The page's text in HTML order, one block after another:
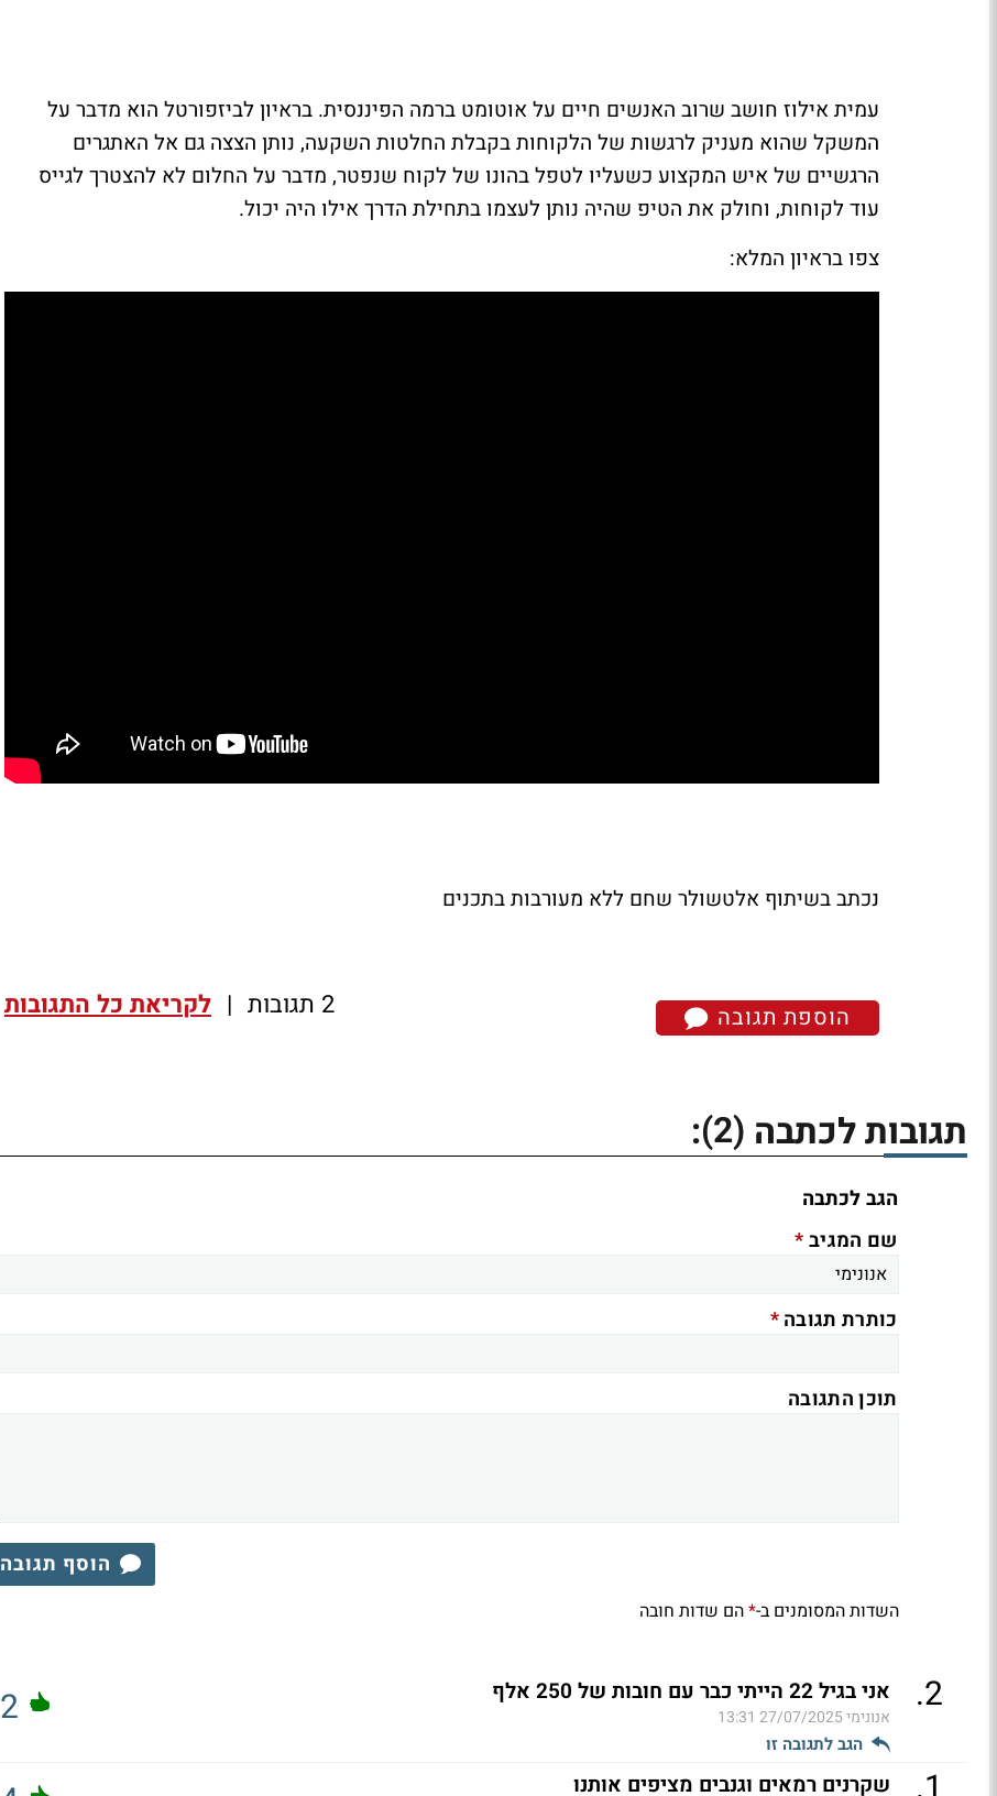
עמית אילוז חושב שרוב האנשים חיים על אוטומט ברמה הפיננסית. בראיון לביזפורטל הוא מדבר על
המשקל שהוא מעניק לרגשות של הלקוחות בקבלת החלטות השקעה, נותן הצצה גם אל האתגרים
הרגשיים של איש המקצוע כשעליו לטפל בהונו של לקוח שנפטר, מדבר על החלום לא להצטרך לגייס
עוד לקוחות, וחולק את הטיפ שהיה נותן לעצמו בתחילת הדרך אילו היה יכול.
צפו בראיון המלא:
נכתב בשיתוף אלטשולר שחם ללא מעורבות בתכנים
הוספת תגובה 2 תגובות | לקריאת כל התגובות
תגובות לכתבה (2)
:
הגב לכתבה
שם המגיב*
כותרת תגובה*
תוכן התגובה
הוסף תגובה
השדות המסומנים ב-*הם שדות חובה
2
. אני בגיל 22 הייתי כבר עם חובות של 250 אלף
אנונימי27/07/2025 13:31
הגב לתגובה זו
2
שקרנים רמאים וגנבים מציפים אותנו